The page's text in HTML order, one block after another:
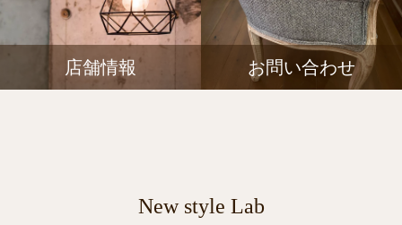
店舗情報 お問い合わせ
New style Lab